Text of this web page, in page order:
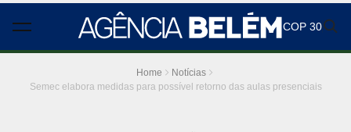
COP 30
Home
Notícias
Semec elabora medidas para possível retorno das aulas presenciais